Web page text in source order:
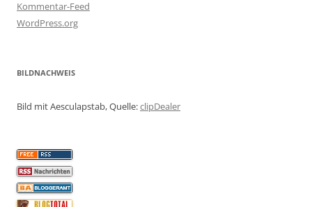
Kommentar-Feed
WordPress.org
BILDNACHWEIS
Bild mit Aesculapstab, Quelle:clipDealer